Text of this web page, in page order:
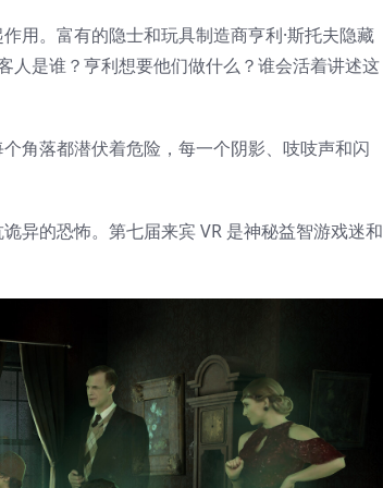
用。富有的隐士和玩具制造商亨利·斯托夫隐藏
人是谁？亨利想要他们做什么？谁会活着讲述这
角落都潜伏着危险，每一个阴影、吱吱声和闪
异的恐怖。第七届来宾 VR 是神秘益智游戏迷和